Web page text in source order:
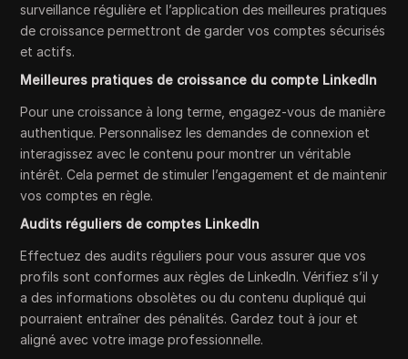
surveillance régulière et l’application des meilleures pratiques
de croissance permettront de garder vos comptes sécurisés
et actifs.
Meilleures pratiques de croissance du compte LinkedIn
Pour une croissance à long terme, engagez-vous de manière
authentique. Personnalisez les demandes de connexion et
interagissez avec le contenu pour montrer un véritable
intérêt. Cela permet de stimuler l’engagement et de maintenir
vos comptes en règle.
Audits réguliers de comptes LinkedIn
Effectuez des audits réguliers pour vous assurer que vos
profils sont conformes aux règles de LinkedIn. Vérifiez s’il y
a des informations obsolètes ou du contenu dupliqué qui
pourraient entraîner des pénalités. Gardez tout à jour et
aligné avec votre image professionnelle.